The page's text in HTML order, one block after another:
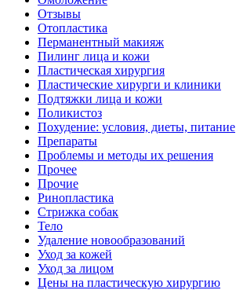
Отзывы
Отопластика
Перманентный макияж
Пилинг лица и кожи
Пластическая хирургия
Пластические хирурги и клиники
Подтяжки лица и кожи
Поликистоз
Похудение: условия, диеты, питание
Препараты
Проблемы и методы их решения
Прочее
Прочие
Ринопластика
Стрижка собак
Тело
Удаление новообразований
Уход за кожей
Уход за лицом
Цены на пластическую хирургию